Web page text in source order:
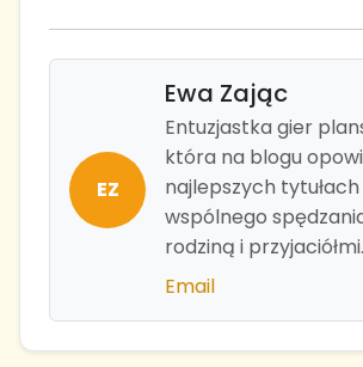
EZ
Ewa Zając
Entuzjastka gier
która na blogu
najlepszych
wspólnego
rodziną i przyjaciółmi.
Email